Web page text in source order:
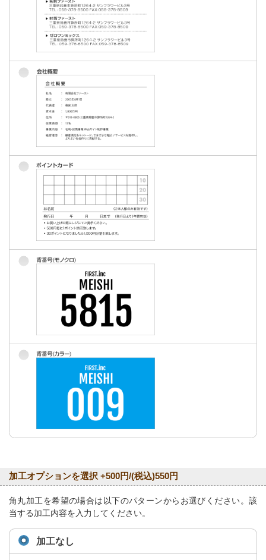
加工オプションを選択 +500円/(税込)550円
角丸加工を希望の場合は以下のパターンからお選びください。該
当する加工内容を入力してください。
加工なし